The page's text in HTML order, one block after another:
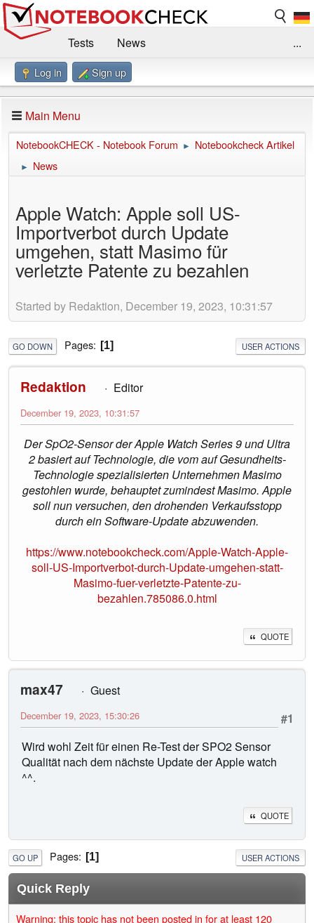
Tests
News
Benchmarks / Technik
Forum
Impressum
...
Log in Sign up
Main Menu
NotebookCHECK - Notebook Forum ► Notebookcheck Artikel
► News
Apple Watch: Apple soll US-
Importverbot durch Update
umgehen, statt Masimo für
verletzte Patente zu bezahlen
Started by Redaktion, December 19, 2023, 10:31:57
GO DOWN Pages 1 USER ACTIONS
Redaktion Editor
December 19, 2023, 10:31:57
Der SpO2-Sensor der Apple Watch Series 9 und Ultra
2 basiert auf Technologie, die vom auf Gesundheits-
Technologie spezialisierten Unternehmen Masimo
gestohlen wurde, behauptet zumindest Masimo. Apple
soll nun versuchen, den drohenden Verkaufsstopp
durch ein Software-Update abzuwenden.
https://www.notebookcheck.com/Apple-Watch-Apple-
soll-US-Importverbot-durch-Update-umgehen-statt-
Masimo-fuer-verletzte-Patente-zu-
bezahlen.785086.0.html
QUOTE
max47
Guest
#1
December 19, 2023, 15:30:26
Wird wohl Zeit für einen Re-Test der SPO2 Sensor
Qualität nach dem nächste Update der Apple watch
^^.
QUOTE
GO UP Pages 1 USER ACTIONS
Quick Reply
Warning: this topic has not been posted in for at least 120